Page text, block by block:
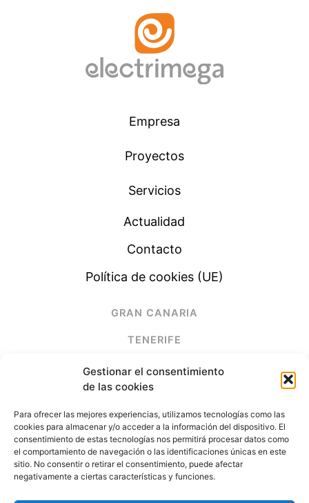
Gestionar el consentimiento
de las cookies
Para ofrecer las mejores experiencias, utilizamos tecnologías como las
cookies para almacenar y/o acceder a la información del dispositivo. El
consentimiento de estas tecnologías nos permitirá procesar datos como
el comportamiento de navegación o las identificaciones únicas en este
sitio. No consentir o retirar el consentimiento, puede afectar
negativamente a ciertas características y funciones.
Empresa
Proyectos
Servicios
Actualidad
Contacto
Política de cookies (UE)
GRAN CANARIA
TENERIFE
LANZAROTE
FUERTEVENTURA
(+34) 928 678 261
electrimega@electrimega.es